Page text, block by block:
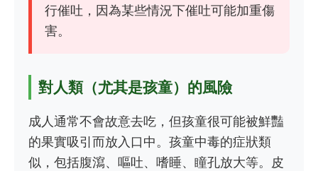
行催吐，因為某些情況下催吐可能加重傷
害。
對人類（尤其是孩童）的風險
成人通常不會故意去吃，但孩童很可能被鮮豔
的果實吸引而放入口中。孩童中毒的症狀類
似，包括腹瀉、嘔吐、嗜睡、瞳孔放大等。皮